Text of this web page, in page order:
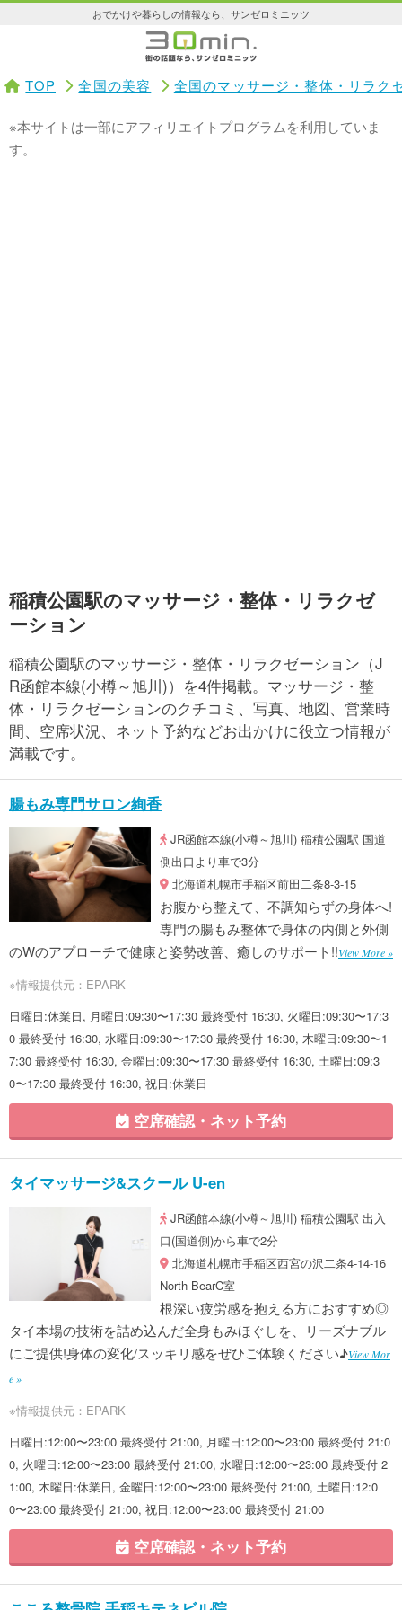
おでかけや暮らしの情報なら、サンゼロミニッツ
TOP 全国の美容 全国のマッサージ・整体・リラク
※本サイトは一部にアフィリエイトプログラムを利用していま
す。
稲積公園駅のマッサージ・整体・リラクゼ
ーション
稲積公園駅のマッサージ・整体・リラクゼーション（J
R函館本線(小樽～旭川)）を4件掲載。マッサージ・整
体・リラクゼーションのクチコミ、写真、地図、営業時
間、空席状況、ネット予約などお出かけに役立つ情報が
満載です。
腸もみ専門サロン絢香
JR函館本線(小樽～旭川) 稲積公園駅 国道
側出口より車で3分
北海道札幌市手稲区前田二条8-3-15
お腹から整えて、不調知らずの身体へ!
専門の腸もみ整体で身体の内側と外側
のWのアプローチで健康と姿勢改善、癒しのサポート!!View More »
※情報提供元：EPARK
日曜日:休業日, 月曜日:09:30〜17:30 最終受付 16:30, 火曜日:09:30〜17:3
0 最終受付 16:30, 水曜日:09:30〜17:30 最終受付 16:30, 木曜日:09:30〜1
7:30 最終受付 16:30, 金曜日:09:30〜17:30 最終受付 16:30, 土曜日:09:3
0〜17:30 最終受付 16:30, 祝日:休業日
空席確認・ネット予約
タイマッサージ&スクール U-en
JR函館本線(小樽～旭川) 稲積公園駅 出入
口(国道側)から車で2分
北海道札幌市手稲区西宮の沢二条4-14-16
North BearC室
根深い疲労感を抱える方におすすめ◎
タイ本場の技術を詰め込んだ全身もみほぐしを、リーズナブル
にご提供!身体の変化/スッキリ感をぜひご体験ください♪View Mor
e »
※情報提供元：EPARK
日曜日:12:00〜23:00 最終受付 21:00, 月曜日:12:00〜23:00 最終受付 21:0
0, 火曜日:12:00〜23:00 最終受付 21:00, 水曜日:12:00〜23:00 最終受付 2
1:00, 木曜日:休業日, 金曜日:12:00〜23:00 最終受付 21:00, 土曜日:12:0
0〜23:00 最終受付 21:00, 祝日:12:00〜23:00 最終受付 21:00
空席確認・ネット予約